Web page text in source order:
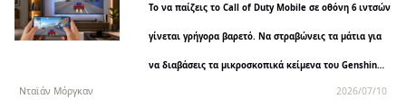
(Οδηγός 2026)
Το να παίζεις το Call of Duty Mobile σε οθόνη 6 ιντσών
γίνεται γρήγορα βαρετό. Να στραβώνεις τα μάτια για
να διαβάσεις τα μικροσκοπικά κείμενα του Genshin
Impact, ενώ υπάρχει μια τηλεόραση 55 ιντσών
Νταϊάν Μόργκαν 2026/07/10